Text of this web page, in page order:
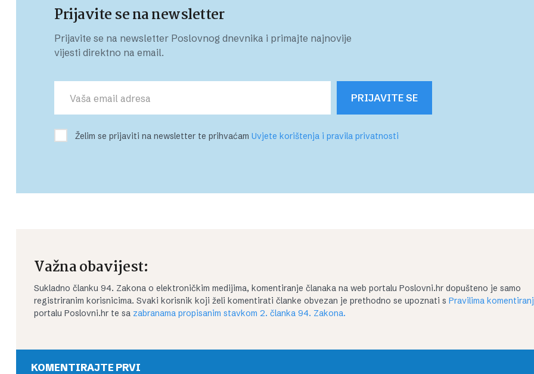
Prijavite se na newsletter
Prijavite se na newsletter Poslovnog dnevnika i primajte najnovije
vijesti direktno na email.
PRIJAVITE SE
Želim se prijaviti na newsletter te prihvaćam Uvjete korištenja i pravila privatnosti
Važna obavijest:
Sukladno članku 94. Zakona o elektroničkim medijima, komentiranje članaka na web portalu Poslovni.hr dopušteno je samo
registriranim korisnicima. Svaki korisnik koji želi komentirati članke obvezan je prethodno se upoznati s Pravilima
portalu Poslovni.hr te sa zabranama propisanim stavkom 2. članka 94. Zakona.
KOMENTIRAJTE PRVI